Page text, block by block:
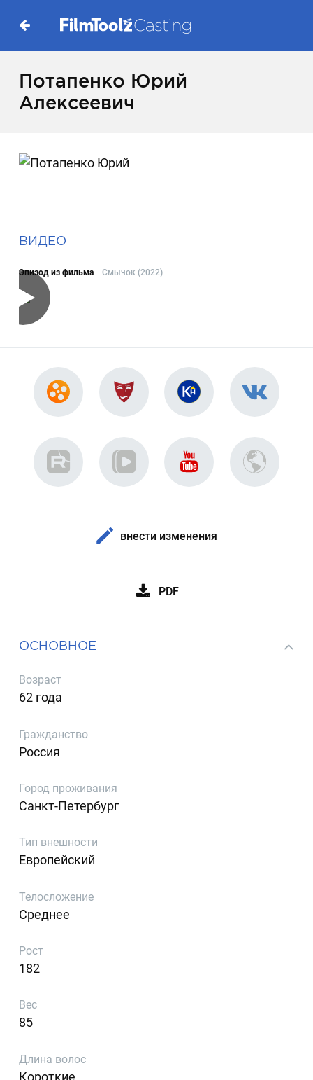
Потапенко Юрий
Алексеевич
ВИДЕО
Эпизод из фильма Смычок (2022)
внести изменения
PDF
ОСНОВНОЕ
Возраст
62 года
Гражданство
Россия
Город проживания
Санкт-Петербург
Тип внешности
Европейский
Телосложение
Среднее
Рост
182
Вес
85
Длина волос
Короткие